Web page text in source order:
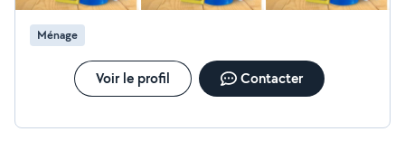
Ménage
Voir le profil Contacter